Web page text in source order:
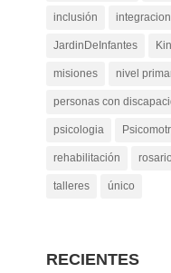
inclusión
JardinDeInfantes
misiones nivel
personas con
psicologia
rehabilitación rosario
talleres único
RECIENTES